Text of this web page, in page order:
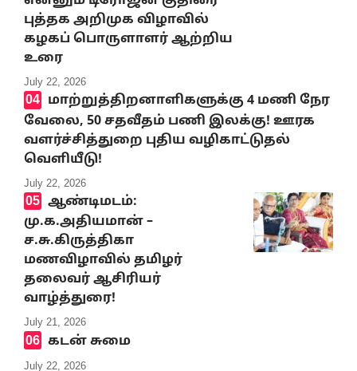
புத்தக அறிமுக விழாவில்
கழகப் பொருளாளர் ஆற்றிய
உரை
July 22, 2026
மாற்றுத்திறனாளிகளுக்கு 4 மணி நேர
வேலை, 50 சதவீதம் பணி இலக்கு! ஊரக
வளர்ச்சித்துறை புதிய வழிகாட்டுதல்
வெளியீடு!
July 22, 2026
ஆண்டிமடம்:
மு.க.அதியமான் –
ச.சு.கிருத்திகா
மணவிழாவில் தமிழர்
தலைவர் ஆசிரியர்
வாழ்த்துரை!
July 21, 2026
கடன் சுமை
July 22, 2026